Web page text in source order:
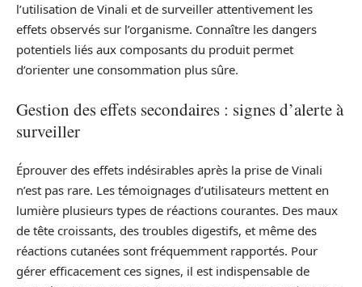
l’utilisation de Vinali et de surveiller attentivement les
effets observés sur l’organisme. Connaître les dangers
potentiels liés aux composants du produit permet
d’orienter une consommation plus sûre.
Gestion des effets secondaires : signes d’alerte à
surveiller
Éprouver des effets indésirables après la prise de Vinali
n’est pas rare. Les témoignages d’utilisateurs mettent en
lumière plusieurs types de réactions courantes. Des maux
de tête croissants, des troubles digestifs, et même des
réactions cutanées sont fréquemment rapportés. Pour
gérer efficacement ces signes, il est indispensable de